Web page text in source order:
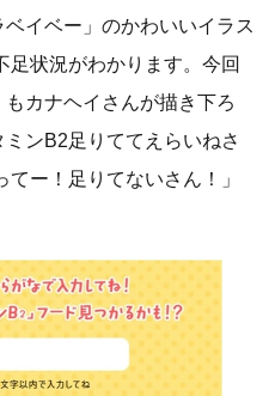
イベー」のかわいいイラス
足状況がわかります。今回
カナヘイさんが描き下ろ
ンB2足りててえらいねさ
ー！足りてないさん！」